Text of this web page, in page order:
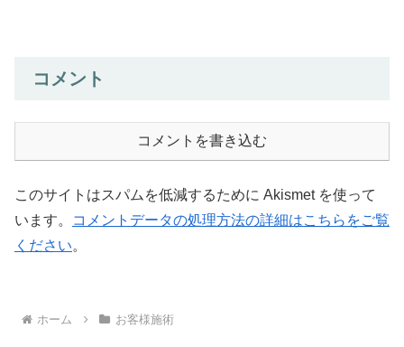
コメント
コメントを書き込む
このサイトはスパムを低減するために Akismet を使って
います。
コメントデータの処理方法の詳細はこちらをご覧
ください。
ホーム お客様施術